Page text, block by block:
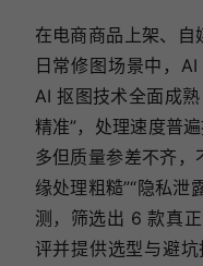
在电商商品上架、自
日常修图场景中，
AI 抠图技术全面成
精准”，处理速度普
多但质量参差不齐，
缘处理粗糙”“隐私
测，筛选出 6 款真
评并提供选型与避